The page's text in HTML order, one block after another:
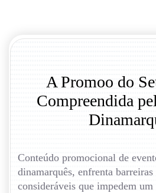
A Promoo do
Compreendida
Conteúdo promocional de
dinamarquês, enfrenta
consideráveis que impedem